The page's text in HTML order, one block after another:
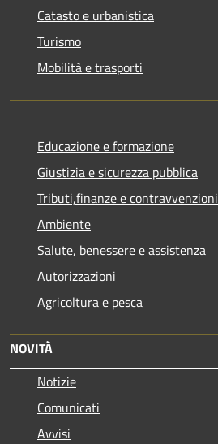
Catasto e urbanistica
Turismo
Mobilità e trasporti
Educazione e formazione
Giustizia e sicurezza pubblica
Tributi,finanze e contravvenzioni
Ambiente
Salute, benessere e assistenza
Autorizzazioni
Agricoltura e pesca
NOVITÀ
Notizie
Comunicati
Avvisi